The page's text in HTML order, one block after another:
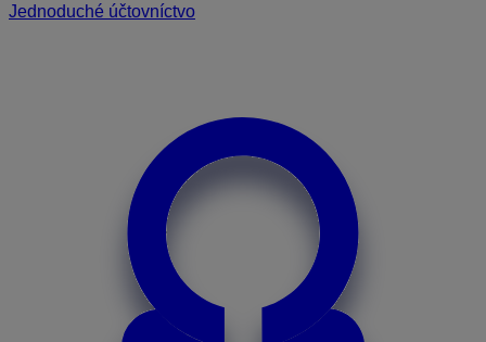
Jednoduché účtovníctvo